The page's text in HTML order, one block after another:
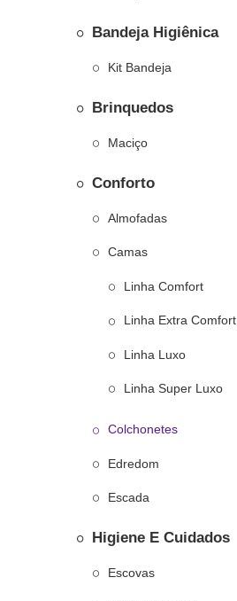
Bandeja Higiênica
Kit Bandeja
Brinquedos
Maciço
Conforto
Almofadas
Camas
Linha Comfort
Linha Extra Comfort
Linha Luxo
Linha Super Luxo
Colchonetes
Edredom
Escada
Higiene E Cuidados
Escovas